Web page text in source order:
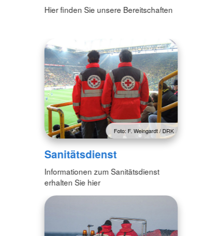
Hier finden Sie unsere Bereitschaften
Foto: F. Weingardt / DRK
Sanitätsdienst
Informationen zum Sanitätsdienst
erhalten Sie hier